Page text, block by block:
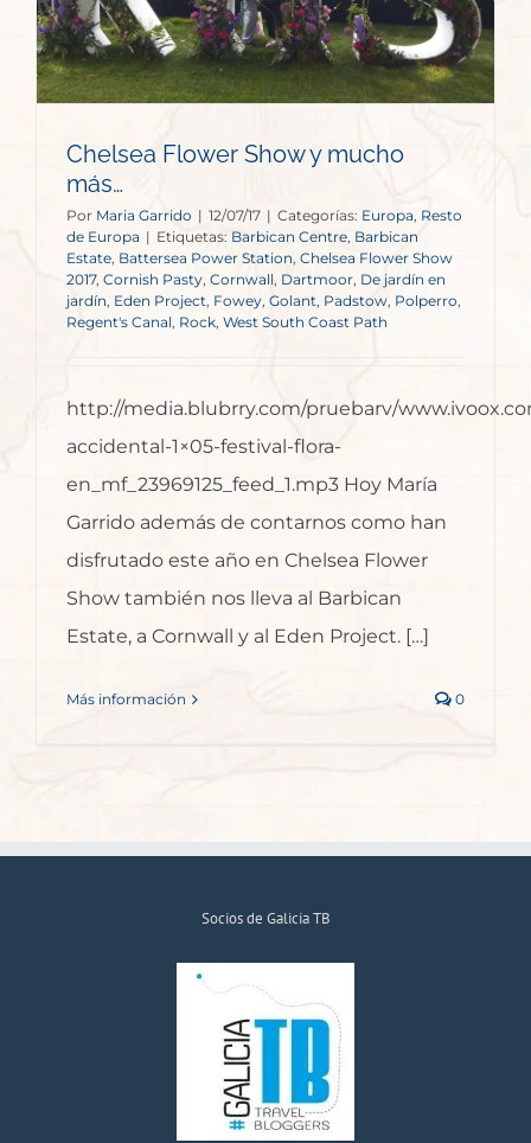
Chelsea Flower Show y mucho
más…
Por Maria Garrido | 12/07/17 | Categorías: Europa, Resto
de Europa | Etiquetas: Barbican Centre, Barbican
Estate, Battersea Power Station, Chelsea Flower Show
2017, Cornish Pasty, Cornwall, Dartmoor, De jardín en
jardín, Eden Project, Fowey, Golant, Padstow, Polperro,
Regent's Canal, Rock, West South Coast Path
http://media.blubrry.com/pruebarv/
accidental-1×05-festival-flora-
en_mf_23969125_feed_1.mp3 Hoy María
Garrido además de contarnos como han
disfrutado este año en Chelsea Flower
Show también nos lleva al Barbican
Estate, a Cornwall y al Eden Project. […]
Más información 0
Socios de Galicia TB